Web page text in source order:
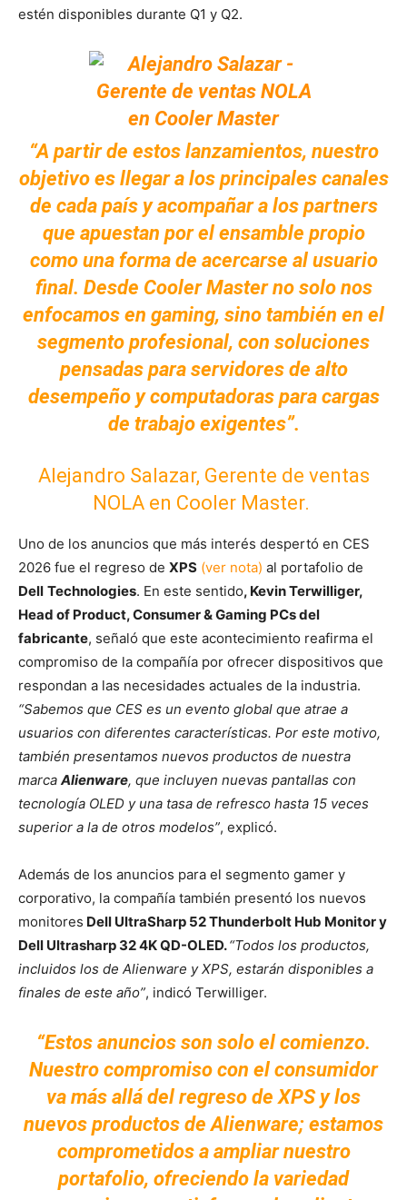
estén disponibles durante Q1 y Q2.
“A partir de estos lanzamientos, nuestro
objetivo es llegar a los principales canales
de cada país y acompañar a los partners
que apuestan por el ensamble propio
como una forma de acercarse al usuario
final. Desde Cooler Master no solo nos
enfocamos en gaming, sino también en el
segmento profesional, con soluciones
pensadas para servidores de alto
desempeño y computadoras para cargas
de trabajo exigentes”.
Alejandro Salazar, Gerente de ventas
NOLA en Cooler Master.
Uno de los anuncios que más interés despertó en CES
2026 fue el regreso de XPS (ver nota) al portafolio de
Dell Technologies. En este sentido, Kevin Terwilliger,
Head of Product, Consumer & Gaming PCs del
fabricante, señaló que este acontecimiento reafirma el
compromiso de la compañía por ofrecer dispositivos que
respondan a las necesidades actuales de la industria.
“Sabemos que CES es un evento global que atrae a
usuarios con diferentes características. Por este motivo,
también presentamos nuevos productos de nuestra
marca Alienware, que incluyen nuevas pantallas con
tecnología OLED y una tasa de refresco hasta 15 veces
superior a la de otros modelos”, explicó.
Además de los anuncios para el segmento gamer y
corporativo, la compañía también presentó los nuevos
monitores Dell UltraSharp 52 Thunderbolt Hub Monitor y
Dell Ultrasharp 32 4K QD-OLED.“Todos los productos,
incluidos los de Alienware y XPS, estarán disponibles a
finales de este año”, indicó Terwilliger.
“Estos anuncios son solo el comienzo.
Nuestro compromiso con el consumidor
va más allá del regreso de XPS y los
nuevos productos de Alienware; estamos
comprometidos a ampliar nuestro
portafolio, ofreciendo la variedad